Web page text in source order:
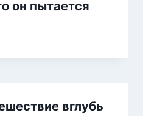
он пытается
вглубь